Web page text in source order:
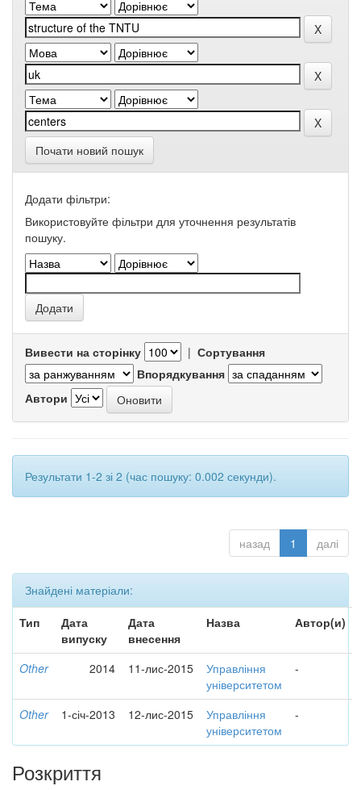
Почати новий пошук
Додати фільтри:
Використовуйте фільтри для уточнення результатів
пошуку.
Вивести на сторінку | Сортування
Впорядкування
Автори
Результати 1-2 зі 2 (час пошуку: 0.002 секунди).
назад 1 далі
Знайдені матеріали:
Тип
Дата
випуску
Дата
внесення
Назва Автор(и)
Other 2014 11-лис-2015
Управління
університетом
-
Other 1-січ-2013 12-лис-2015
Управління
університетом
-
Розкриття